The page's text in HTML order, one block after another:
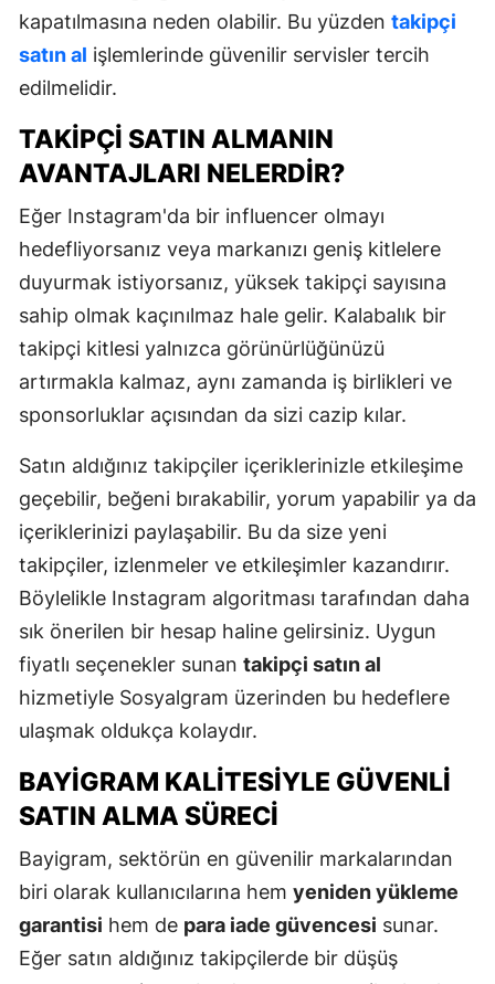
kapatılmasına neden olabilir. Bu yüzden takipçi
satın al işlemlerinde güvenilir servisler tercih
edilmelidir.
TAKIPÇI SATIN ALMANIN
AVANTAJLARI NELERDIR?
Eğer Instagram'da bir influencer olmayı
hedefliyorsanız veya markanızı geniş kitlelere
duyurmak istiyorsanız, yüksek takipçi sayısına
sahip olmak kaçınılmaz hale gelir. Kalabalık bir
takipçi kitlesi yalnızca görünürlüğünüzü
artırmakla kalmaz, aynı zamanda iş birlikleri ve
sponsorluklar açısından da sizi cazip kılar.
Satın aldığınız takipçiler içeriklerinizle etkileşime
geçebilir, beğeni bırakabilir, yorum yapabilir ya da
içeriklerinizi paylaşabilir. Bu da size yeni
takipçiler, izlenmeler ve etkileşimler kazandırır.
Böylelikle Instagram algoritması tarafından daha
sık önerilen bir hesap haline gelirsiniz. Uygun
fiyatlı seçenekler sunan takipçi satın al
hizmetiyle Sosyalgram üzerinden bu hedeflere
ulaşmak oldukça kolaydır.
BAYIGRAM KALITESIYLE GÜVENLI
SATIN ALMA SÜRECI
Bayigram, sektörün en güvenilir markalarından
biri olarak kullanıcılarına hem yeniden yükleme
garantisi hem de para iade güvencesi sunar.
Eğer satın aldığınız takipçilerde bir düşüş